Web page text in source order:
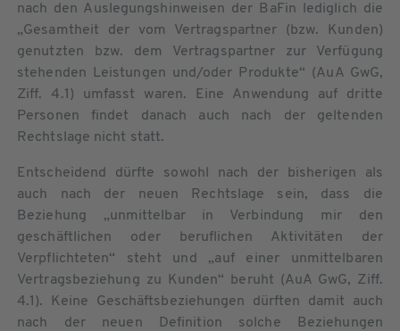
nach den Auslegungshinweisen der BaFin lediglich die
„Gesamtheit der vom Vertragspartner (bzw. Kunden)
genutzten bzw. dem Vertragspartner zur Verfügung
stehenden Leistungen und/oder Produkte“ (AuA GwG,
Ziff. 4.1) umfasst waren. Eine Anwendung auf dritte
Personen findet danach auch nach der geltenden
Rechtslage nicht statt.
Entscheidend dürfte sowohl nach der bisherigen als
auch nach der neuen Rechtslage sein, dass die
Beziehung „unmittelbar in Verbindung mir den
geschäftlichen oder beruflichen Aktivitäten der
Verpflichteten“ steht und „auf einer unmittelbaren
Vertragsbeziehung zu Kunden“ beruht (AuA GwG, Ziff.
4.1). Keine Geschäftsbeziehungen dürften damit auch
nach der neuen Definition solche Beziehungen